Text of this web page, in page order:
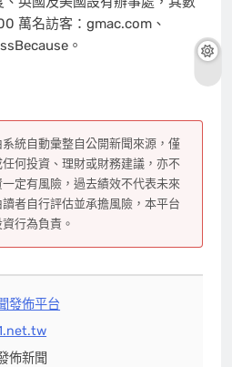
萬名訪客：gmac.com、
。
統自動彙整自公開新聞來源，僅
何投資、理財或財務建議，亦不
定有風險，過去績效不代表未來
者自行評估並承擔風險，本平台
行為負責。
發佈平台
佈新聞